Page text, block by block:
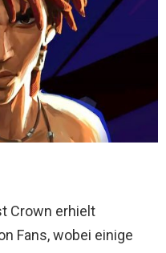
Crown erhielt
Fans, wobei einige